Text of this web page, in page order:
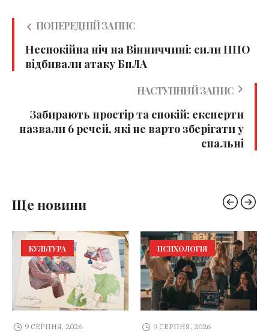
ПОПЕРЕДНІЙ ЗАПИС
Неспокійна ніч на Вінниччині: сили ППО
відбивали атаку БпЛА
НАСТУПНИЙ ЗАПИС
Забирають простір та спокій: експерти
назвали 6 речей, які не варто зберігати у
спальні
Ще новини
КУЛЬТУРА
9 СЕРПНЯ, 2026
ПСИХОЛОГІЯ
9 СЕРПНЯ, 2026